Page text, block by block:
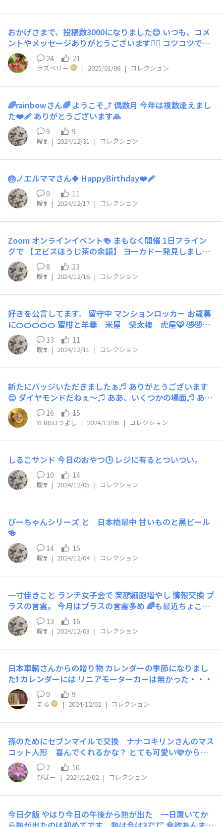
おかげさまで、投稿数3000になりました😊 いつも、コメ
ントやメッセージありがとうございます🙇‍♀️ コツコツです
が、マイペースで頑張りたいと思います🙆‍♀️ これからも、
よろしくお願い致します🤲
24 21
ラズベリー | 2025/01/08 | コレクション
🌈rainbowさん🌈 ようこそ⤴️ 偶数月 今年は複数逢えまし
た❤️‍🩹 ありがとうございます🙏
9 9
瞹❣️ | 2024/12/31 | コレクション
🎂ノエルママさん🍀 HappyBirthday❤️‍🩹
0 11
瞹❣️ | 2024/12/17 | コレクション
Zoom オンラインイベント🍻 まもなく開催 1日フライン
グで 【ヱビスほうじ茶の余韻】 ヨーカドー発見しまし
た 🐧まだ冷えません🐧
8 23
瞹❣️ | 2024/12/16 | コレクション
好きを公言してます。 留守中 マンションロッカー お歳暮
に🍊🍊🍊🍊🍊 蜜柑と羊羹 米屋 榮太樓 虎屋🐯 🤣🤣🤣
13 11
瞹❣️ | 2024/12/11 | コレクション
新たにバッジいただきましたぁ♬ ありがとうございます
😊 ダイヤモンドだねぇ〜♫ ああ、いくつかの場面♬ あ
あ、上手く言えないけれど宝物だよぉ〜♬🤭 でも、他に
も狙ってるバッジが欲しくて 毎日コツコツ努力してます
ぅ♬🤣 ありがとうございました✌️
16 15
YEBISUつよし | 2024/12/05 | コレクション
しるこサンド 今日のおやつ🕒️ レジに有るとついつい。
10 14
瞹❣️ | 2024/12/05 | コレクション
ぴーちゃんシリーズ と 日本橋最中 甘いものと黒ビール
🍻
14 15
瞹❣️ | 2024/12/04 | コレクション
一寸佳きこと ランチ女子会で 笑顔細胞増やし 情報交換 プ
ラスの言霊。 今月はプラスの言霊多め 🌈も最近ちょこち
ょこ出ます❤️‍🩹
13 16
瞹❣️ | 2024/12/03 | コレクション
日本車輛さんからの贈り物 カレンダーの季節になりまし
た❗ カレンダーには リニアモーターカーは無かった・・・
0 9
まる | 2024/12/02 | コレクション
孫のためにセブンマイルで交換 ナナコキリンさんのマス
コット人形 喜んでくれるかな？ とても可愛い🩷から一
緒に遊んで欲しいです
2 10
びばー | 2024/12/02 | コレクション
今日夕飯 やはり今日の午後から熱が出た 一日置いてか